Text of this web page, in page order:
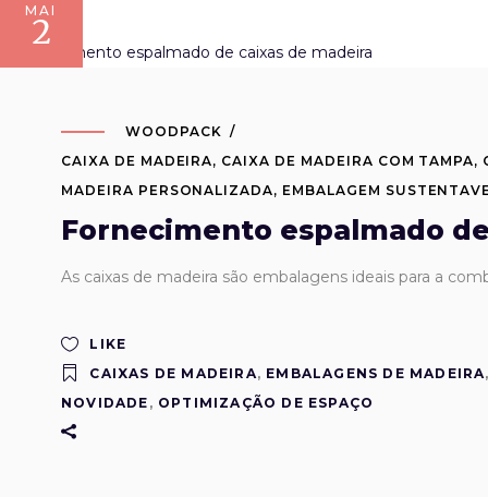
MAI
2
WOODPACK
CAIXA DE MADEIRA, CAIXA DE MADEIRA COM TAMPA,
MADEIRA PERSONALIZADA, EMBALAGEM
Fornecimento espalmado
As caixas de madeira são embalagens ideais para a
LIKE
CAIXAS DE MADEIRA, EMBALAGENS DE MADEIRA
NOVIDADE , OPTIMIZAÇÃO DE ESPAÇO